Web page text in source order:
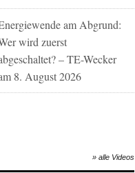
am Abgrund:
wird zuerst
– TE-Wecker
8. August 2026
» alle Videos